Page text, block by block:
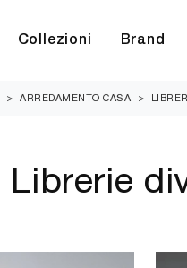
Collezioni Brand
> ARREDAMENTO CASA >
Librerie